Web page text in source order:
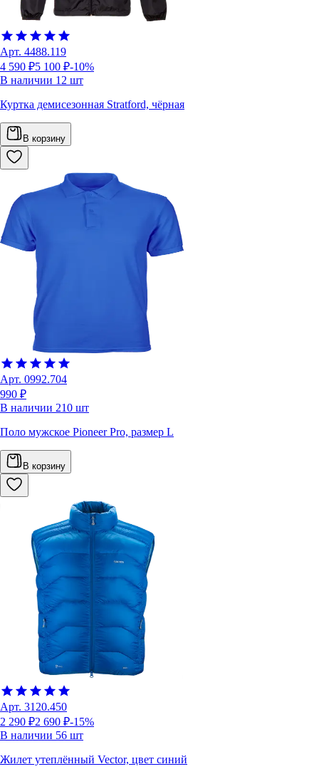
Арт. 4488.119
4 590 ₽5 100 ₽-10%
В наличии 12 шт
Куртка демисезонная Stratford, чёрная
В корзину
Арт. 0992.704
990 ₽
В наличии 210 шт
Поло мужское Pioneer Pro, размер L
В корзину
Арт. 3120.450
2 290 ₽2 690 ₽-15%
В наличии 56 шт
Жилет утеплённый Vector, цвет синий